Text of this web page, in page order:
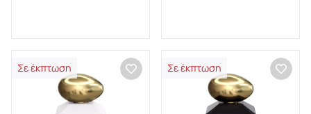
Σε έκπτωση Σε έκπτωση